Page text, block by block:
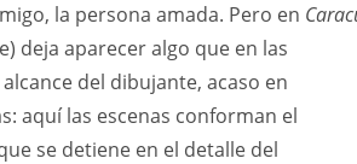
la persona amada. Pero en
deja aparecer algo que en las
del dibujante, acaso en
aquí las escenas conforman el
se detiene en el detalle del